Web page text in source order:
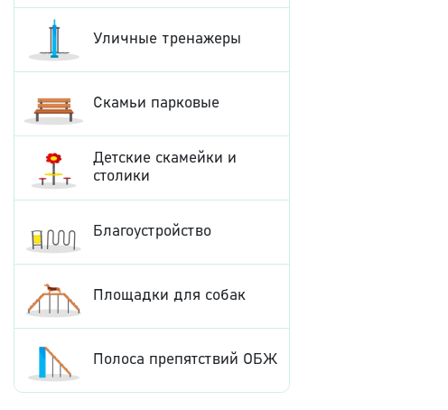
Уличные тренажеры
Скамьи парковые
Детские скамейки и
столики
Благоустройство
Площадки для собак
Полоса препятствий ОБЖ